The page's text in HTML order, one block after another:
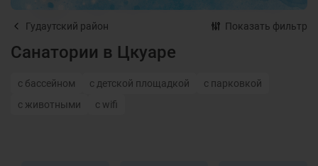
Гудаутский район Показать фильтр
Санатории в Цкуаре
с бассейном с детской площадкой
с парковкой
с животными
с wifi